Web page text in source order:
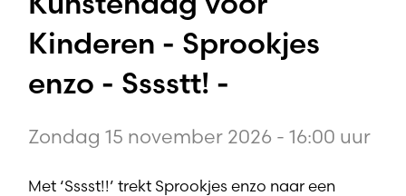
Kinderen - Sprookjes
enzo - Sssstt! -
Zondag 15 november 2026 - 16:00 uur
Met ‘Sssst!!’ trekt Sprookjes enzo naar een